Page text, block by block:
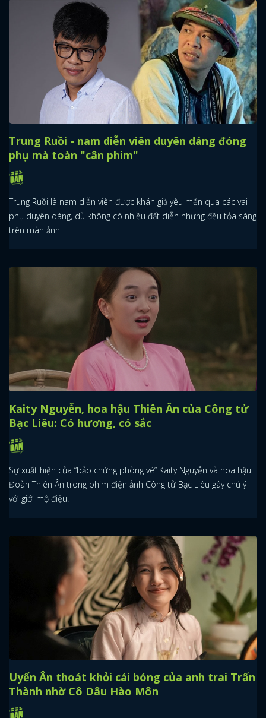
Trung Ruồi - nam diễn viên duyên dáng đóng
phụ mà toàn "cân phim"
Trung Ruồi là nam diễn viên được khán giả yêu mến qua các vai
phụ duyên dáng, dù không có nhiều đất diễn nhưng đều tỏa sáng
trên màn ảnh.
Kaity Nguyễn, hoa hậu Thiên Ân của Công tử
Bạc Liêu: Có hương, có sắc
Sự xuất hiện của “bảo chứng phòng vé” Kaity Nguyễn và hoa hậu
Đoàn Thiên Ân trong phim điện ảnh Công tử Bạc Liêu gây chú ý
với giới mộ điệu.
Uyển Ân thoát khỏi cái bóng của anh trai Trấn
Thành nhờ Cô Dâu Hào Môn